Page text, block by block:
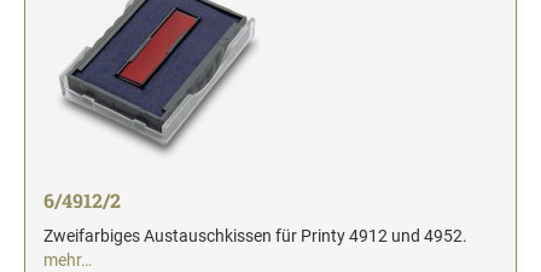
6/4912/2
Zweifarbiges Austauschkissen für Printy 4912 und 4952.
mehr…